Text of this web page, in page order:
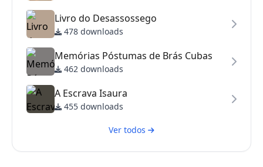
Livro do Desassossego
478 downloads
Memórias Póstumas de Brás Cubas
462 downloads
A Escrava Isaura
455 downloads
Ver todos